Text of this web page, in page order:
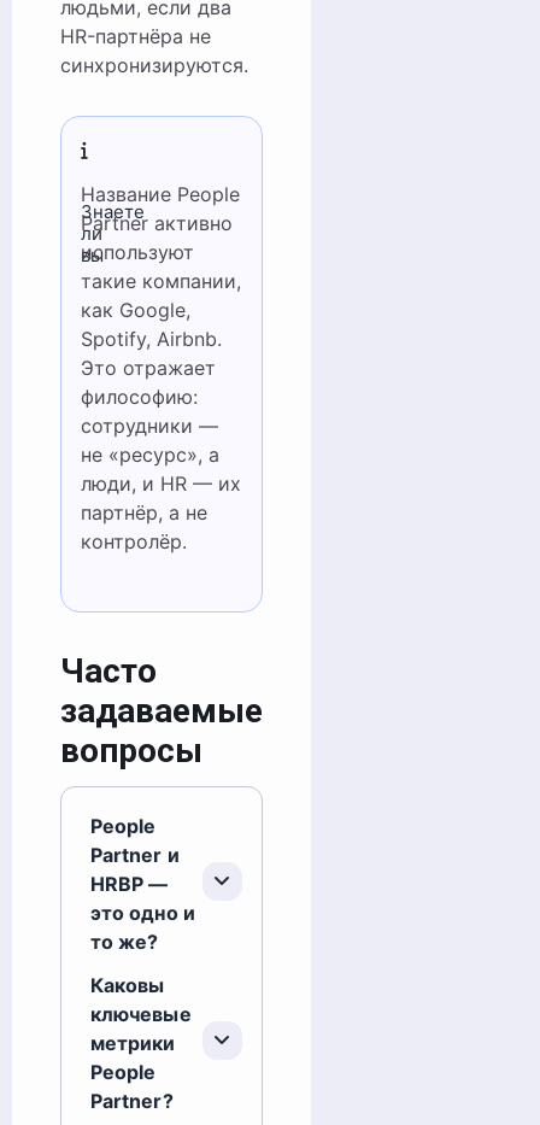
людьми, если два
HR-партнёра не
синхронизируются.
Знаете
ли
вы
Название People
Partner активно
используют
такие компании,
как Google,
Spotify, Airbnb.
Это отражает
философию:
сотрудники —
не «ресурс», а
люди, и HR — их
партнёр, а не
контролёр.
Часто
задаваемые
вопросы
People
Partner и
HRBP —
это одно и
то же?
Каковы
ключевые
метрики
People
Partner?